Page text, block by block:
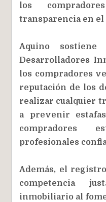
los
transparencia en
Aquino
Desarrolladores
los compradores
reputación de los
realizar cualquier
a prevenir
compradores
profesionales
Además, el
competencia
inmobiliario al